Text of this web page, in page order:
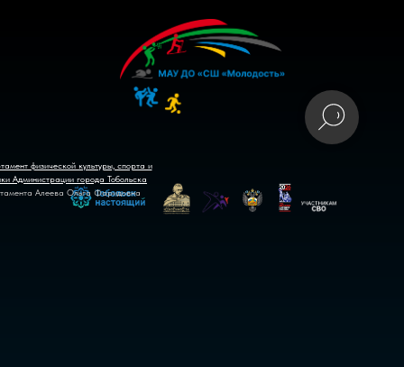
физической культуры, спорта и
Администрации города Тобольска
Алеева Ольга Фаридовна